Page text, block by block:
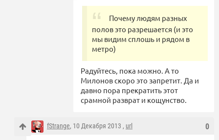
Почему людям разных
полов это разрешается (и это
мы видим сплошь и рядом в
метро)
Радуйтесь, пока можно. А то
Милонов скоро это запретит. Да и
давно пора прекратить этот
срамной разврат и кощунство.
0
fStrange, 10 Декабря 2013 , url